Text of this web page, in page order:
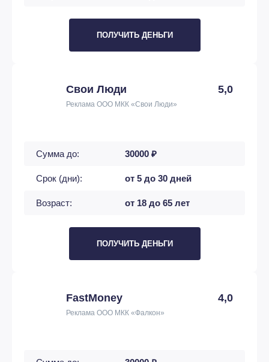
ПОЛУЧИТЬ ДЕНЬГИ
Свои Люди 5,0
Реклама ООО МКК «Свои Люди»
Сумма до: 30000 ₽
Срок (дни): от 5 до 30 дней
Возраст: от 18 до 65 лет
ПОЛУЧИТЬ ДЕНЬГИ
FastMoney 4,0
Реклама ООО МКК «Фалкон»